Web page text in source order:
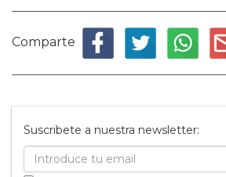
Comparte
Suscribete a nuestra newsletter: